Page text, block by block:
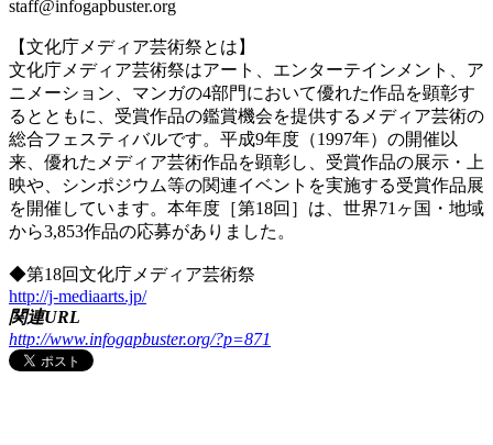
staff@infogapbuster.org
【文化庁メディア芸術祭とは】
文化庁メディア芸術祭はアート、エンターテインメント、ア
ニメーション、マンガの4部門において優れた作品を顕彰す
るとともに、受賞作品の鑑賞機会を提供するメディア芸術の
総合フェスティバルです。平成9年度（1997年）の開催以
来、優れたメディア芸術作品を顕彰し、受賞作品の展示・上
映や、シンポジウム等の関連イベントを実施する受賞作品展
を開催しています。本年度［第18回］は、世界71ヶ国・地域
から3,853作品の応募がありました。
◆第18回文化庁メディア芸術祭
http://j-mediaarts.jp/
関連URL
http://www.infogapbuster.org/?p=871